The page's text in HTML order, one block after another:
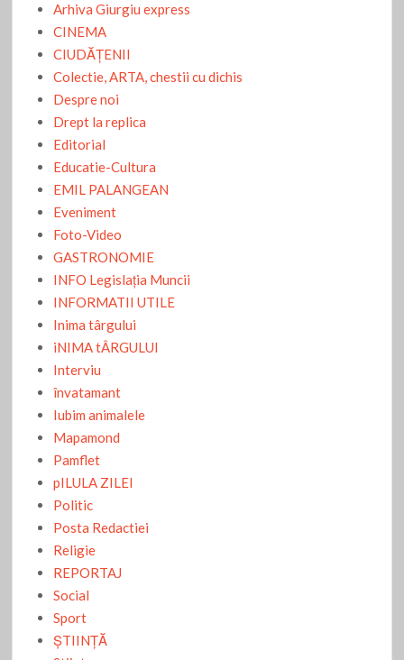
Arhiva Giurgiu express
CINEMA
CIUDĂŢENII
Colectie, ARTA, chestii cu dichis
Despre noi
Drept la replica
Editorial
Educatie-Cultura
EMIL PALANGEAN
Eveniment
Foto-Video
GASTRONOMIE
INFO Legislaţia Muncii
INFORMATII UTILE
Inima târgului
iNIMA tÂRGULUI
Interviu
învatamant
Iubim animalele
Mapamond
Pamflet
pILULA ZILEI
Politic
Posta Redactiei
Religie
REPORTAJ
Social
Sport
ŞTIINŢĂ